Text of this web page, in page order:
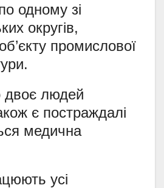
одному зі
округів,
промислової
двоє людей
є постраждалі
медична
усі